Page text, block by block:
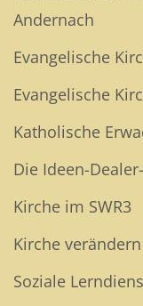
Andernach
Evangelische
Evangelische
Katholische
Die Ideen-
Kirche im SWR3
Kirche verändern
Soziale